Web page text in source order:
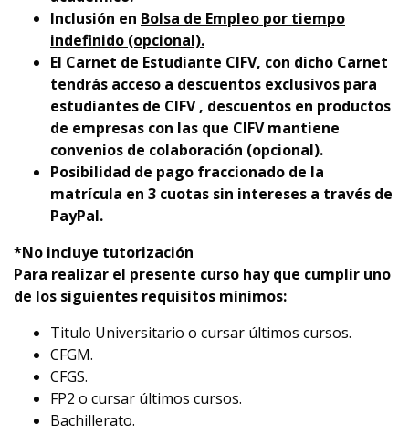
Inclusión en Bolsa de Empleo por tiempo
indefinido (opcional).
El Carnet de Estudiante CIFV, con dicho Carnet
tendrás acceso a descuentos exclusivos para
estudiantes de CIFV , descuentos en productos
de empresas con las que CIFV mantiene
convenios de colaboración (opcional).
Posibilidad de pago fraccionado de la
matrícula en 3 cuotas sin intereses a través de
PayPal.
*No incluye tutorización
Para realizar el presente curso hay que cumplir uno
de los siguientes requisitos mínimos:
Titulo Universitario o cursar últimos cursos.
CFGM.
CFGS.
FP2 o cursar últimos cursos.
Bachillerato.